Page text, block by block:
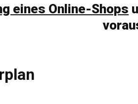
eines Online-Shops